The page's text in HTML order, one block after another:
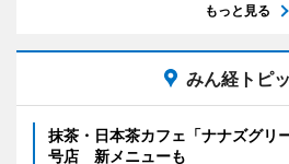
もっと見る
みん経トピ
抹茶・日本茶カフェ「ナナズグリ
号店 新メニューも